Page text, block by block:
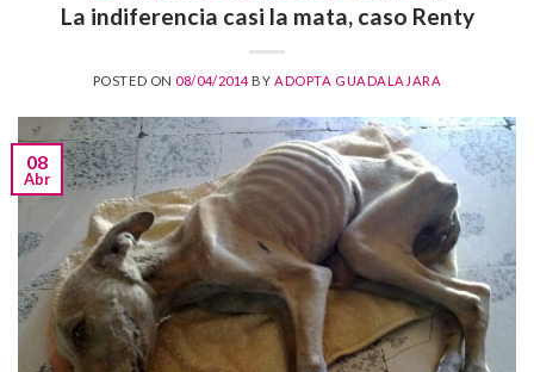
La indiferencia casi la mata, caso Renty
POSTED ON 08/04/2014BYADOPTA GUADALAJARA
08
Abr